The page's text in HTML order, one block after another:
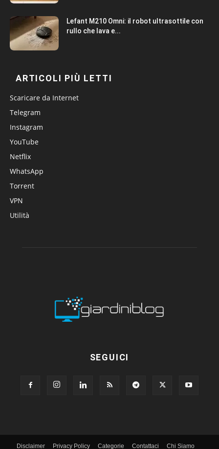
Lefant M210 Omni: il robot ultrasottile con
rullo che lava e...
ARTICOLI PIÙ LETTI
Scaricare da Internet
Telegram
Instagram
YouTube
Netflix
WhatsApp
Torrent
VPN
Utilità
SEGUICI
Disclaimer Privacy Policy Categorie Contattaci Chi Siamo